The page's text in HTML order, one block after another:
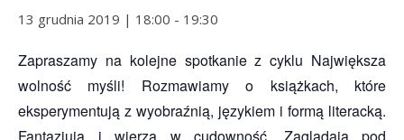
13 grudnia 2019 | 18:00 - 19:30
Zapraszamy na kolejne spotkanie z cyklu Największa
wolność myśli! Rozmawiamy o książkach, które
eksperymentują z wyobraźnią, językiem i formą literacką.